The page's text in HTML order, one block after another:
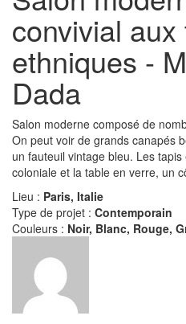
convivial aux
ethniques -
Dada
Salon moderne composé de
On peut voir de grands canapés
un fauteuil vintage bleu. Les
coloniale et la table en verre, un
Lieu : Paris, Italie
Type de projet : Contemporain
Couleurs : Noir, Blanc, Rouge,